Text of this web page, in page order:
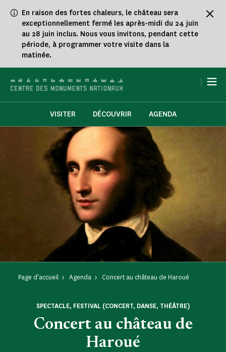
En raison des fortes chaleurs, le château sera
exceptionnellement fermé les après-midi du 24 juin
au 28 juin inclus. Nous vous invitons, pendant cette
période, à programmer votre visite dans la
matinée.
|
VISITER DÉCOUVRIR AGENDA
Page d'accueil Agenda Concert au château de Haroué
Concert au château de
Haroué
SPECTACLE, FESTIVAL (CONCERT, DANSE, THÉÂTRE)